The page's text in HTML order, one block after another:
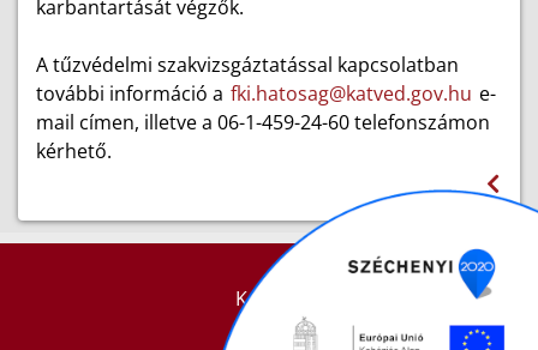
karbantartását végzők.
A tűzvédelmi szakvizsgáztatással kapcsolatban
további információ a fki.hatosag@katved.gov.hu e-
mail címen, illetve a 06-1-459-24-60 telefonszámon
kérhető.
KAPCSOLAT
IMPRESSZUM